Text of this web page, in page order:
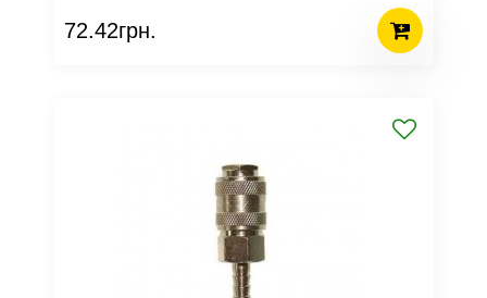
72.42грн.